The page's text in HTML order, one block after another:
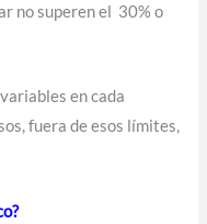
no superen el 30% o
en cada
fuera de esos límites,